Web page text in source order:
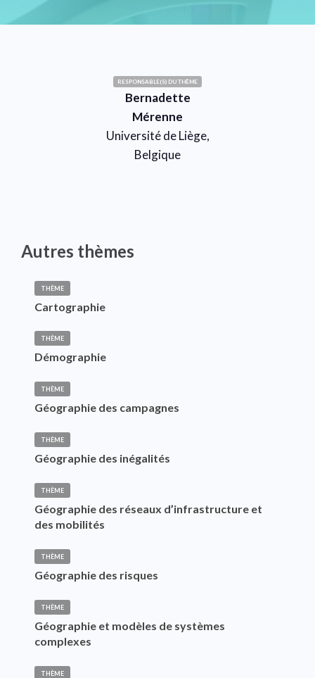
RESPONSABLE(S) DU THÈME
Bernadette
Mérenne
Université de Liège,
Belgique
Autres thèmes
THÈME
Cartographie
THÈME
Démographie
THÈME
Géographie des campagnes
THÈME
Géographie des inégalités
THÈME
Géographie des réseaux d’infrastructure et
des mobilités
THÈME
Géographie des risques
THÈME
Géographie et modèles de systèmes
complexes
THÈME